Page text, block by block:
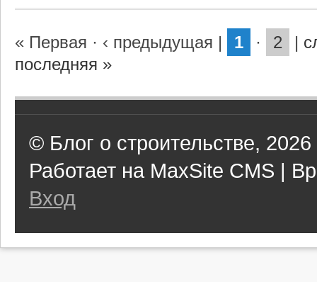
« Первая · ‹ предыдущая | 1 · 2 |
последняя »
© Блог о строительстве, 2026
Работает на MaxSite CMS |
Вход